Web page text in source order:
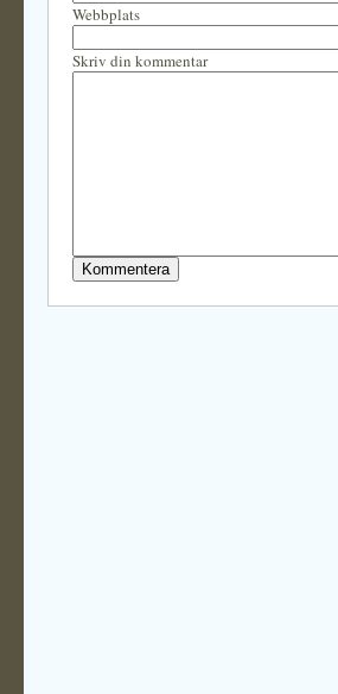
Webbplats
Skriv din kommentar